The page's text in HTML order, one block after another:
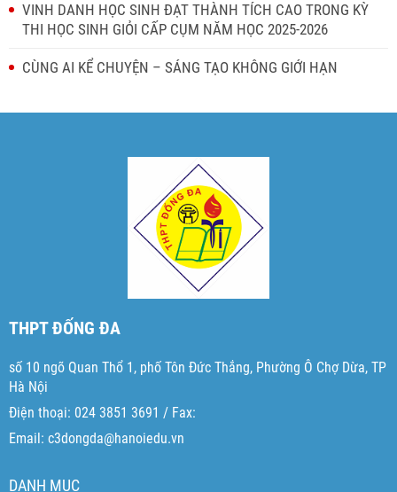
VINH DANH HỌC SINH ĐẠT THÀNH TÍCH CAO TRONG KỲ
THI HỌC SINH GIỎI CẤP CỤM NĂM HỌC 2025-2026
CÙNG AI KỂ CHUYỆN – SÁNG TẠO KHÔNG GIỚI HẠN
THPT ĐỐNG ĐA
số 10 ngõ Quan Thổ 1, phố Tôn Đức Thắng, Phường Ô Chợ Dừa, TP
Hà Nội
Điện thoại: 024 3851 3691 / Fax:
Email: c3dongda@hanoiedu.vn
DANH MỤC